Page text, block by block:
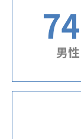
74
男性